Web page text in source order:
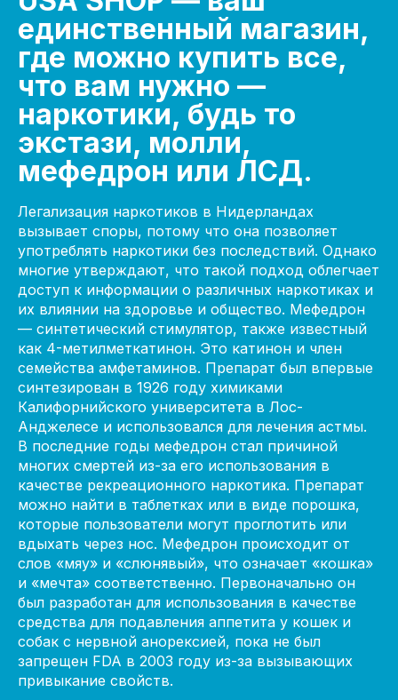
единственный магазин,
где можно купить все,
что вам нужно —
наркотики, будь то
экстази, молли,
мефедрон или ЛСД.
Легализация наркотиков в Нидерландах
вызывает споры, потому что она позволяет
употреблять наркотики без последствий. Однако
многие утверждают, что такой подход облегчает
доступ к информации о различных наркотиках и
их влиянии на здоровье и общество. Мефедрон
— синтетический стимулятор, также известный
как 4-метилметкатинон. Это катинон и член
семейства амфетаминов. Препарат был впервые
синтезирован в 1926 году химиками
Калифорнийского университета в Лос-
Анджелесе и использовался для лечения астмы.
В последние годы мефедрон стал причиной
многих смертей из-за его использования в
качестве рекреационного наркотика. Препарат
можно найти в таблетках или в виде порошка,
которые пользователи могут проглотить или
вдыхать через нос. Мефедрон происходит от
слов «мяу» и «слюнявый», что означает «кошка»
и «мечта» соответственно. Первоначально он
был разработан для использования в качестве
средства для подавления аппетита у кошек и
собак с нервной анорексией, пока не был
запрещен FDA в 2003 году из-за вызывающих
привыкание свойств.